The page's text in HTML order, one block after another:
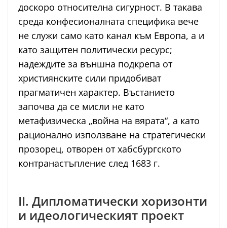
доскоро относителна сигурност. В такава
среда конфесионалната специфика вече
не служи само като канал към Европа, а и
като защитен политически ресурс;
надеждите за външна подкрепа от
християнските сили придобиват
прагматичен характер. Въстанието
започва да се мисли не като
метафизическа „война на вярата“, а като
рационално използване на стратегически
прозорец, отворен от хабсбургското
контранастъпление след 1683 г.
II. Дипломатически хоризонти
и идеологическият проект